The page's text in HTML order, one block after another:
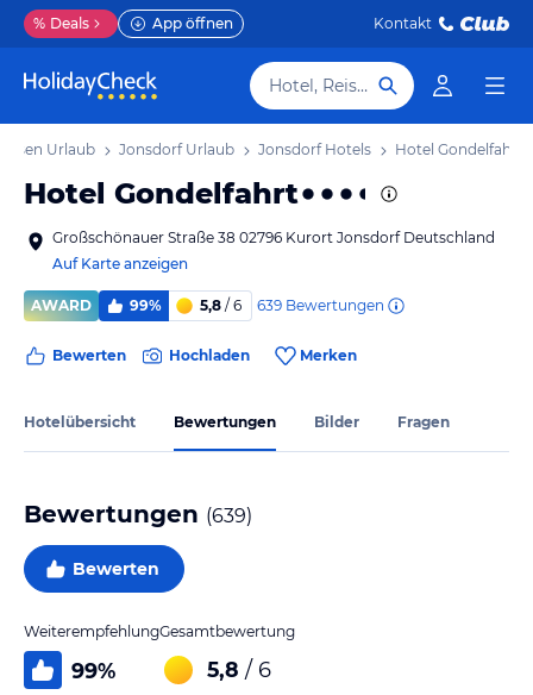
% Deals App öffnen Kontakt
Hotel, Reiseziel
Urlaub Jonsdorf Urlaub Jonsdorf Hotels Hotel Gondelfahrt
Hotel Gondelfahrt
Großschönauer Straße 38 02796 Kurort Jonsdorf Deutschland
Auf Karte anzeigen
AWARD 99% 5,8 / 6 639 Bewertungen
Bewerten Hochladen Merken
Hotelübersicht Bewertungen Bilder Fragen
Bewertungen (639)
Bewerten
Weiterempfehlung
99%
Gesamtbewertung
5,8 / 6